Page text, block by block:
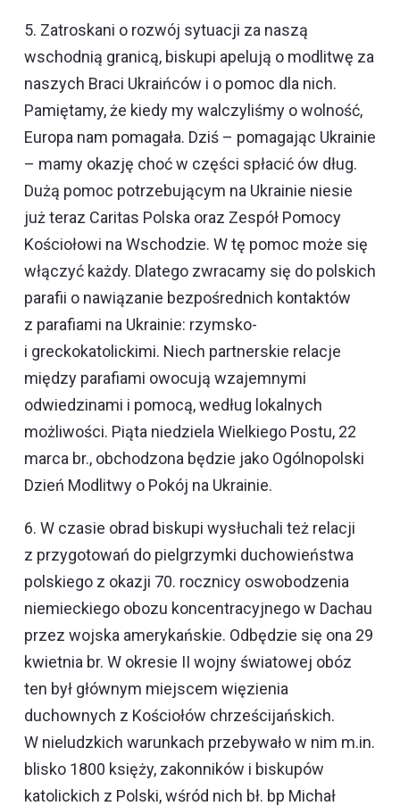
5. Zatroskani o rozwój sytuacji za naszą
wschodnią granicą, biskupi apelują o modlitwę za
naszych Braci Ukraińców i o pomoc dla nich.
Pamiętamy, że kiedy my walczyliśmy o wolność,
Europa nam pomagała. Dziś – pomagając Ukrainie
– mamy okazję choć w części spłacić ów dług.
Dużą pomoc potrzebującym na Ukrainie niesie
już teraz Caritas Polska oraz Zespół Pomocy
Kościołowi na Wschodzie. W tę pomoc może się
włączyć każdy. Dlatego zwracamy się do polskich
parafii o nawiązanie bezpośrednich kontaktów
z parafiami na Ukrainie: rzymsko-
i greckokatolickimi. Niech partnerskie relacje
między parafiami owocują wzajemnymi
odwiedzinami i pomocą, według lokalnych
możliwości. Piąta niedziela Wielkiego Postu, 22
marca br., obchodzona będzie jako Ogólnopolski
Dzień Modlitwy o Pokój na Ukrainie.
6. W czasie obrad biskupi wysłuchali też relacji
z przygotowań do pielgrzymki duchowieństwa
polskiego z okazji 70. rocznicy oswobodzenia
niemieckiego obozu koncentracyjnego w Dachau
przez wojska amerykańskie. Odbędzie się ona 29
kwietnia br. W okresie II wojny światowej obóz
ten był głównym miejscem więzienia
duchownych z Kościołów chrześcijańskich.
W nieludzkich warunkach przebywało w nim m.in.
blisko 1800 księży, zakonników i biskupów
katolickich z Polski, wśród nich bł. bp Michał